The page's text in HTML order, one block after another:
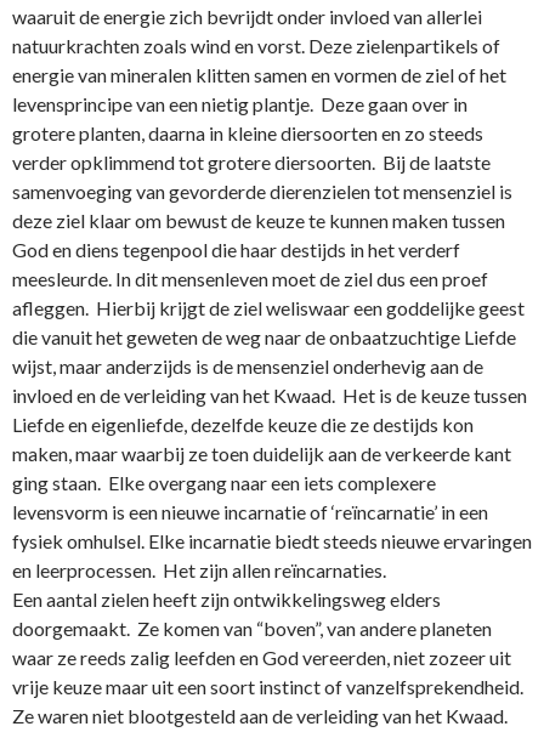
waaruit de energie zich bevrijdt o­nder invloed van allerlei
natuurkrachten zoals wind en vorst. Deze zielenpartikels of
energie van mineralen klitten samen en vormen de ziel of het
levensprincipe van een nietig plantje. Deze gaan over in
grotere planten, daarna in kleine diersoorten en zo steeds
verder opklimmend tot grotere diersoorten. Bij de laatste
samenvoeging van gevorderde dierenzielen tot mensenziel is
deze ziel klaar om bewust de keuze te kunnen maken tussen
God en diens tegenpool die haar destijds in het verderf
meesleurde. In dit mensenleven moet de ziel dus een proef
afleggen. Hierbij krijgt de ziel weliswaar een goddelijke geest
die vanuit het geweten de weg naar de o­nbaatzuchtige Liefde
wijst, maar anderzijds is de mensenziel o­nderhevig aan de
invloed en de verleiding van het Kwaad. Het is de keuze tussen
Liefde en eigenliefde, dezelfde keuze die ze destijds kon
maken, maar waarbij ze toen duidelijk aan de verkeerde kant
ging staan. Elke overgang naar een iets complexere
levensvorm is een nieuwe incarnatie of ‘reïncarnatie’ in een
fysiek omhulsel. Elke incarnatie biedt steeds nieuwe ervaringen
en leerprocessen. Het zijn allen reïncarnaties.
Een aantal zielen heeft zijn o­ntwikkelingsweg elders
doorgemaakt. Ze komen van “boven”, van andere planeten
waar ze reeds zalig leefden en God vereerden, niet zozeer uit
vrije keuze maar uit een soort instinct of vanzelfsprekendheid.
Ze waren niet blootgesteld aan de verleiding van het Kwaad.